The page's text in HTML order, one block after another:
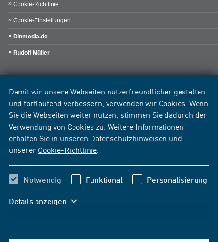
Damit wir unsere Webseiten nutzerfreundlicher gestalten
und fortlaufend verbessern, verwenden wir Cookies. Wenn
Sie die Webseiten weiter nutzen, stimmen Sie dadurch der
Verwendung von Cookies zu. Weitere Informationen
erhalten Sie in unseren Datenschutzhinweisen und
unserer Cookie-Richtlinie
Notwendig Funktional Personalisierung
Details anzeigen
Cookie-Richtlinie
Cookie-Einstellungen
Dinmedia.de
Rudolf Müller